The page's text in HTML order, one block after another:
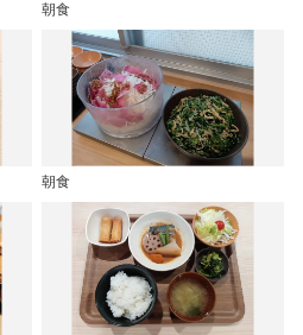
朝食
朝食